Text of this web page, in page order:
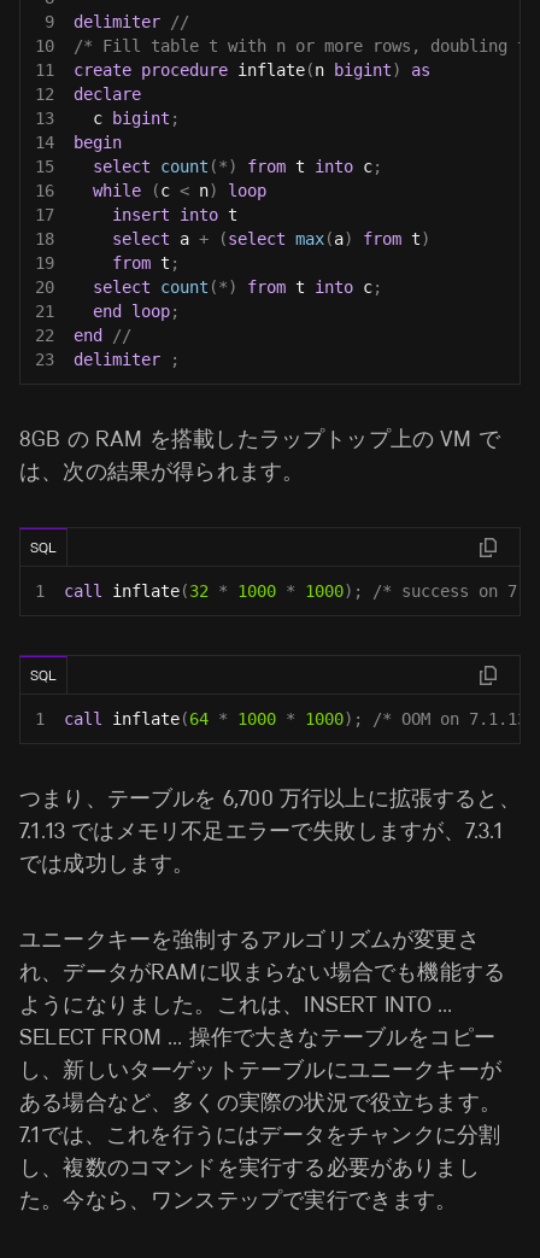
9
delimiter
//
10
/* Fill table t with n or more rows, doubling
11
create procedure inflate(n bigint)
as
12
declare
13
  c
bigint ;
14
begin
15
select count (*) from t into c;
16
while (c < n)
loop
17
insert into t
18
select a + (select max(a) from t)
19
from t ;
20
select count (*) from t into c;
21
end loop;
22
end
//
23
delimiter ;
8GB の RAM を搭載したラップトップ上の VM で
は、次の結果が得られます。
SQL
1 call inflate(32 * 1000 * 1000) ; /* success on
SQL
1 call inflate(64 * 1000 * 1000) ; /* OOM on
つまり、テーブルを 6,700 万行以上に拡張すると、
7.1.13 ではメモリ不足エラーで失敗しますが、7.3.1
では成功します。
ユニークキーを強制するアルゴリズムが変更さ
れ、データがRAMに収まらない場合でも機能する
ようになりました。これは、INSERT INTO …
SELECT FROM … 操作で大きなテーブルをコピー
し、新しいターゲットテーブルにユニークキーが
ある場合など、多くの実際の状況で役立ちます。
7.1では、これを行うにはデータをチャンクに分割
し、複数のコマンドを実行する必要がありまし
た。今なら、ワンステップで実行できます。